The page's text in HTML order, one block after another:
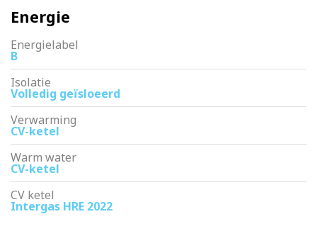
Energie
Energielabel
B
Isolatie
Volledig geïsloeerd
Verwarming
CV-ketel
Warm water
CV-ketel
CV ketel
Intergas HRE 2022